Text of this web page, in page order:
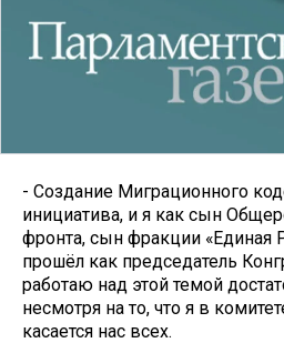
- Создание Миграционного
инициатива, и я как сын
фронта, сын фракции «Единая
прошёл как председатель
работаю над этой темой
несмотря на то, что я в
касается нас всех.